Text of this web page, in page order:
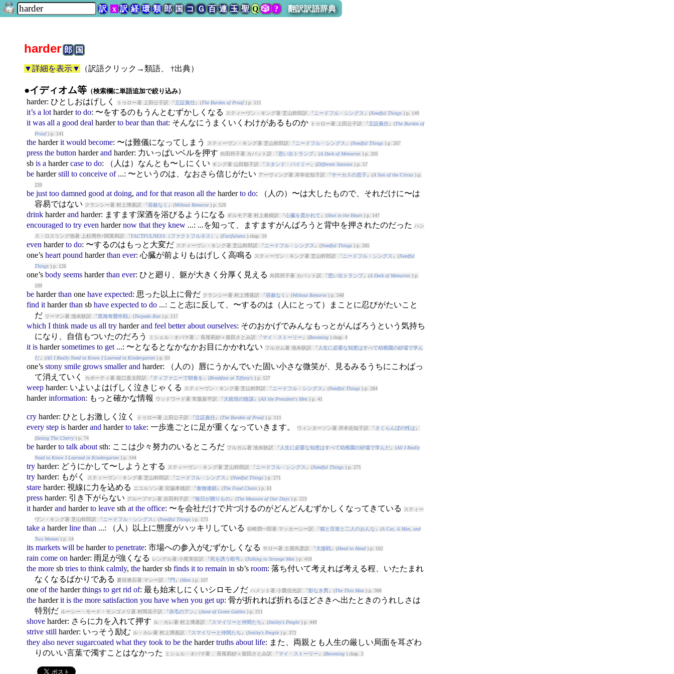
訳 x 訳 経 環 類 郎 国 コ Ｇ 百 連 玉 聖 Q 🎲? 翻訳訳語辞典
harder郎 国
▼詳細を表示▼ （訳語クリック→類語、 †出典）
●イディオム等 （検索欄に単語追加で絞り込み）
harder: ひとしおはげしく トゥロー著 上田公子訳 『立証責任』(The Burden of Proof) p. 111
it’s a lot harder to do: 〜をするのもうんとむずかしくなる スティーヴン・キング著 芝山幹郎訳 『 ニードフル・シングス 』(Needful Things) p. 149
it was all a good deal harder to bear than that: そんなにうまくいくわけがあるものか トゥロー著 上田公子訳 『立証責任』(The Burden of
Proof) p. 141
the harder it would become: 〜は難儀になってしまう スティーヴン・キング著 芝山幹郎訳 『 ニードフル・シングス 』(Needful Things) p. 267
press the button harder and harder: 力いっぱいベルを押す 向田邦子著 カバット訳 『思い出トランプ』(A Deck of Memories) p. 205
sb is a harder case to do: （人は）なんとも〜しにくい キング著 山田順子訳 『スタンド・バイミー 』(Different Seasons) p. 57
be harder still to conceive of...: 〜というのは、なおさら信じがたい アーヴィング著 岸本佐知子訳 『サーカスの息子』(A Son of the Circus) p.
220
be just too damned good at doing, and for that reason all the harder to do: （人の）〜は大したもので、それだけに〜は
容易ではない クランシー著 村上博基訳 『容赦なく 』(Without Remorse) p. 526
drink harder and harder: ますます深酒を浴びるようになる ギルモア著 村上春樹訳 『心臓を貫かれて 』(Shot in the Heart) p. 147
encouraged to try even harder now that they knew...: ...を知って、ますますがんばろうと背中を押されたのだった
ハン
ス・ロスリング他著 上杉周作+関美和訳 『FACTFULNESS（ファクトフルネス） 』(Factfulness) chap. 10
even harder to do: 〜するのはもっと大変だ スティーヴン・キング著 芝山幹郎訳 『 ニードフル・シングス 』(Needful Things) p. 285
one’s heart pound harder than ever: 心臓が前よりもはげしく高鳴る スティーヴン・キング著 芝山幹郎訳 『 ニードフル・シングス 』(Needful
Things) p. 126
one’s body seems harder than ever: ひと廻り、躯が大きく分厚く見える 向田邦子著 カバット訳 『思い出トランプ』(A Deck of Memories) p.
199
be harder than one have expected: 思った以上に骨だ クランシー著 村上博基訳 『容赦なく 』(Without Remorse) p. 548
find it harder than sb have expected to do...: こと志に反して、〜するのは（人にとって）まことに忍びがたいこと
だ リーマン著 池央耿訳 『黒海奇襲作戦』(Torpedo Run) p. 117
which I think made us all try harder and feel better about ourselves: そのおかげでみんなもっとがんばろうという気持ち
になり、自信もついたのだろう
ミシェル・オバマ著 、長尾莉紗＋柴田さとみ訳 『マイ・ストーリー 』(Becoming) chap. 4
it is harder sometimes to get...: 〜となるとなかなかお目にかかれない フルガム著 池央耿訳 『 人生に必要な知恵はすべて幼稚園の砂場で学ん
だ』(All I Really Need to Know I Learned in Kindergarten) p. 63
one’s stony smile grows smaller and harder: （人の）唇にうかんでいた固い小さな微笑が、見るみるうちにこわばっ
て消えていく
カポーティ著 龍口直太郎訳 『ティファニーで朝食を 』(Breakfast at Tiffany's) p. 127
weep harder: いよいよはげしく泣きじゃくる スティーヴン・キング著 芝山幹郎訳 『 ニードフル・シングス 』(Needful Things) p. 284
harder information: もっと確かな情報 ウッドワード著 常盤新平訳 『大統領の陰謀』(All the President's Men) p. 41
cry harder: ひとしお激しく泣く トゥロー著 上田公子訳 『立証責任』(The Burden of Proof) p. 111
every step is harder and harder to take: 一歩進ごとに足が重くなっていきます。 ウィンターソン著 岸本佐知子訳 『さくらんぼの性は 』
(Sexing The Cherry) p. 74
be harder to talk aboutsth: ここは少々努力のいるところだ フルガム著 池央耿訳 『 人生に必要な知恵はすべて幼稚園の砂場で学んだ』(All I Really
Need to Know I Learned in Kindergarten) p. 144
try harder: どうにかして〜しようとする スティーヴン・キング著 芝山幹郎訳 『 ニードフル・シングス 』(Needful Things) p. 271
try harder: もがく スティーヴン・キング著 芝山幹郎訳 『 ニードフル・シングス 』(Needful Things) p. 271
stare harder: 視線に力を込める ニコルソン著 宮脇孝雄訳 『食物連鎖 』(The Food Chain) p. 61
press harder: 引き下がらない グループマン著 吉田利子訳 『毎日が贈りもの』(The Measure of Our Days) p. 223
it harder and harder to leavesth at the office: 〜を会社だけで片づけるのがどんどんむずかしくなってきている
スティー
ヴン・キング著 芝山幹郎訳 『 ニードフル・シングス 』(Needful Things) p. 173
take a harder line than ...: （人）以上に態度がハッキリしている 谷崎潤一郎著 マッカーシー訳 『猫と庄造と二人のおんな 』(A Cat, A Man, and
Two Women) p. 14
its markets will be harder to penetrate: 市場への参入がむずかしくなる サロー著 土屋尚彦訳 『大接戦』(Head to Head) p. 102
rain come on harder: 雨足が強くなる レンデル著 小尾芙佐訳 『死を誘う暗号』(Talking to Strange Men) p. 418
the moresb tries to think calmly, the hardersb finds it to remain in sb’s room: 落ち付いて考えれば考える程、いたたまれ
なくなるばかりである
夏目漱石著 マシー訳 『門 』(Mon) p. 107
one of the harder things to get rid of: 最も始末しにくいシロモノだ ハメット著 小鷹信光訳 『影なき男 』(The Thin Man) p. 308
the harder it is the more satisfaction you have when you get up: 骨が折れれば折れるほどさきへ出たときのうれしさは
特別だ ルーシー・モード・モンゴメリ著 村岡花子訳 『赤毛のアン 』(Anne of Green Gables) p. 211
shove harder: さらに力を入れて押す ル・カレ著 村上博基訳 『スマイリーと仲間たち 』(Smiley's People) p. 449
strive still harder: いっそう励む ル・カレ著 村上博基訳 『スマイリーと仲間たち 』(Smiley's People) p. 372
they also never sugarcoated what they took to be the harder truths about life: また、両親とも人生の厳しい局面を耳ざわ
りのいい言葉で濁すことはなかった
ミシェル・オバマ著 、長尾莉紗＋柴田さとみ訳 『マイ・ストーリー 』(Becoming) chap. 2